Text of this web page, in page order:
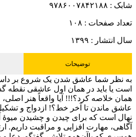
شابک : ۹۷۸۶۰۰۷۸۴۲۱۸۸
تعداد صفحات : ۱۰۸
سال انتشار : ۱۳۹۹
توضیحات
به نظر شما عاشق شدن یک شروع بر
است یا باید در همان اول عاشقی نقطه
همان خلاصه کرد؟!!! آیا واقعاً هنر
عاشق ماندن تا آخر خط؟! ازدواج و
نهال است که برای چیدن و چشیدن میوۀ
آگاهی، مهارت افزایی و مراقبت داریم.